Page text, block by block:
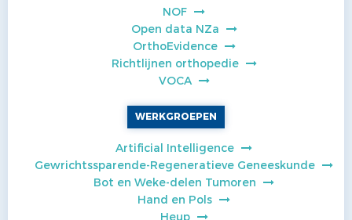
NOF
Open data NZa
OrthoEvidence
Richtlijnen orthopedie
VOCA
WERKGROEPEN
Artificial Intelligence
Gewrichtssparende-Regeneratieve Geneeskunde
Bot en Weke-delen Tumoren
Hand en Pols